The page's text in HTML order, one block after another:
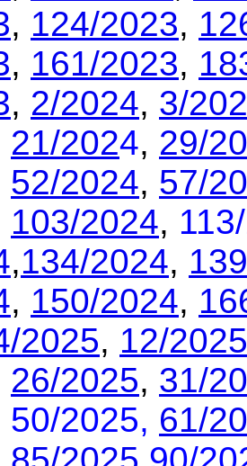
, 124/2023,
, 161/2023,
, 2/2024, 3/
21/2024, 29/
52/2024, 57/
103/2024,
,134/2024,
, 150/2024,
2025, 12/2025
26/2025, 31/
50/2025, 61/